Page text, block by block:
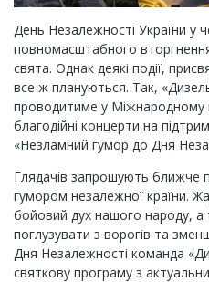
День Незалежності України у
повномасштабного
свята. Однак деякі події,
все ж плануються. Так,
проводитиме у Міжнародному
благодійні концерти на
«Незламний гумор до Дня
Глядачів запрошують ближче
гумором незалежної країни.
бойовий дух нашого народу,
поглузувати з ворогів та
Дня Незалежності команда
святкову програму з